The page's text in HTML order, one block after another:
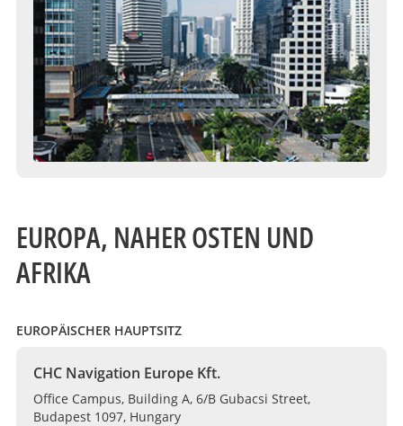
EUROPA, NAHER OSTEN UND
AFRIKA
EUROPÄISCHER HAUPTSITZ
CHC Navigation Europe Kft.
Office Campus, Building A, 6/B Gubacsi Street,
Budapest 1097, Hungary